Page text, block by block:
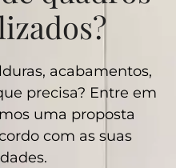
acabamentos,
precisa? Entre em
uma proposta
com as suas